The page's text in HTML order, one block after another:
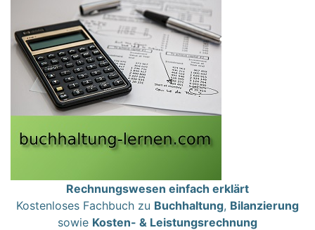
Rechnungswesen einfach erklärt
Kostenloses Fachbuch zu Buchhaltung, Bilanzierung
sowie Kosten- & Leistungsrechnung